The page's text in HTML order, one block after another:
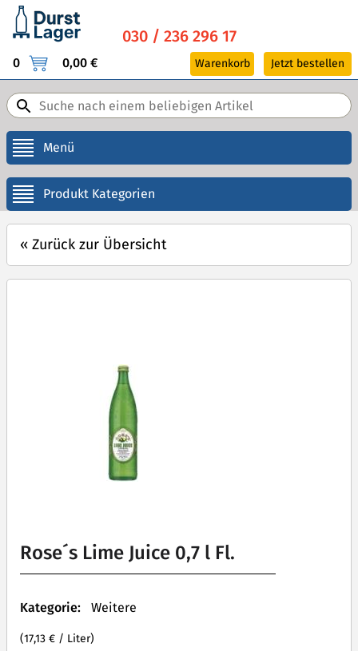
Menü
Produkt Kategorien
030 / 236 296 17
0 0,00 € Warenkorb Jetzt bestellen
« Zurück zur Übersicht
Rose´s Lime Juice 0,7 l Fl.
Kategorie: Weitere
(17,13 € / Liter)